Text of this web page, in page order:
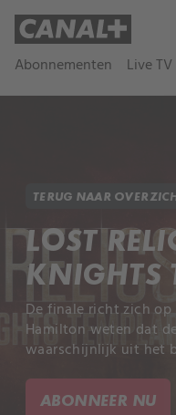
Abonnementen Live TV
TERUG NAAR
LOST
KNIGHTS
De finale richt zich op
Hamilton weten dat
waarschijnlijk uit het
ABONNEER NU